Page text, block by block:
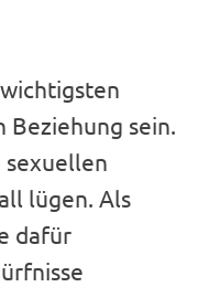
Beziehung sein.
sexuellen
lügen. Als
dafür